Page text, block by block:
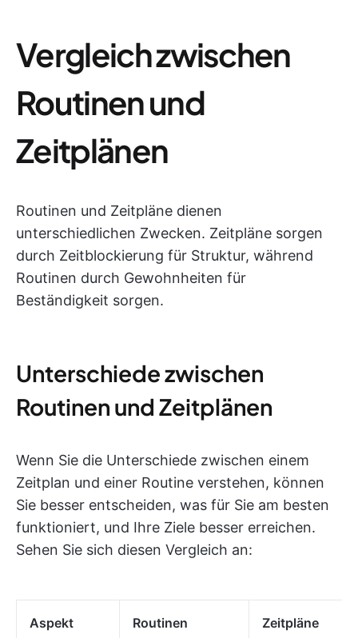
Vergleich zwischen
Routinen und
Zeitplänen
Routinen und Zeitpläne dienen
unterschiedlichen Zwecken. Zeitpläne sorgen
durch Zeitblockierung für Struktur, während
Routinen durch Gewohnheiten für
Beständigkeit sorgen.
Unterschiede zwischen
Routinen und Zeitplänen
Wenn Sie die Unterschiede zwischen einem
Zeitplan und einer Routine verstehen, können
Sie besser entscheiden, was für Sie am besten
funktioniert, und Ihre Ziele besser erreichen.
Sehen Sie sich diesen Vergleich an:
Aspekt Routinen Zeitpläne